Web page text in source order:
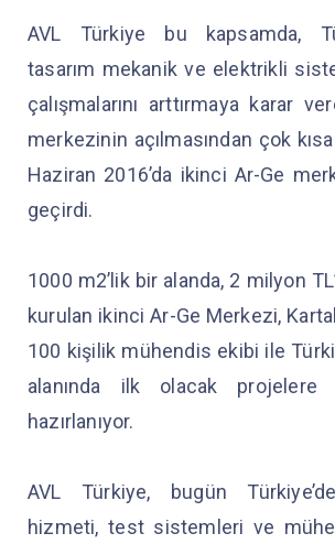
AVL Türkiye bu kapsamda,
tasarım mekanik ve elektrikli
çalışmalarını arttırmaya karar
merkezinin açılmasından çok
Haziran 2016’da ikinci Ar-Ge
geçirdi.
1000 m2’lik bir alanda, 2 milyon
kurulan ikinci Ar-Ge Merkezi,
100 kişilik mühendis ekibi ile
alanında ilk olacak projelere
hazırlanıyor.
AVL Türkiye, bugün
hizmeti, test sistemleri ve